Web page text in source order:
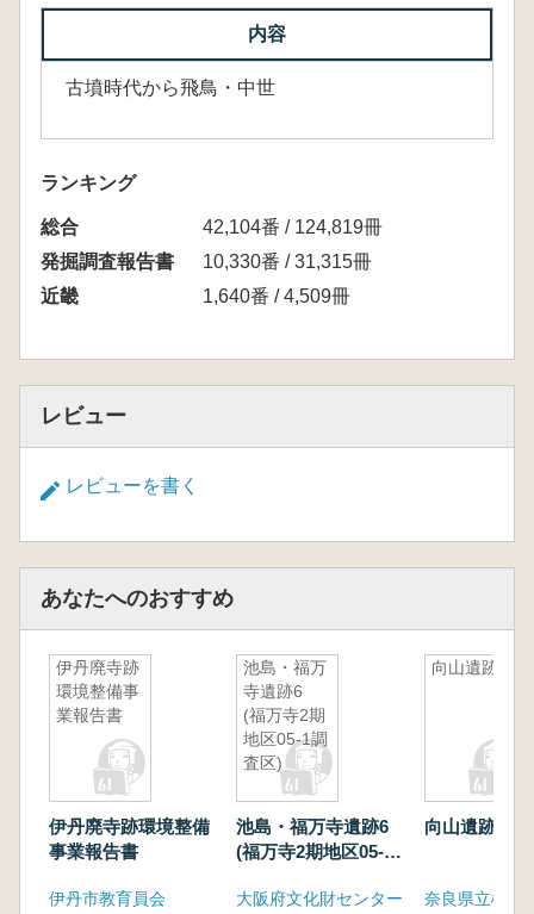
内容
古墳時代から飛鳥・中世
ランキング
総合
42,104番 / 124,819冊
発掘調査報告書
10,330番 / 31,315冊
近畿
1,640番 / 4,509冊
レビュー
レビューを書く
あなたへのおすすめ
伊丹廃寺跡
環境整備事
業報告書
伊丹廃寺跡環境整備
事業報告書
伊丹市教育員会
池島・福万
寺遺跡6
(福万寺2期
地区05-1調
査区)
池島・福万寺遺跡6
(福万寺2期地区05-1
大阪府文化財センター
向山遺跡
向山遺跡